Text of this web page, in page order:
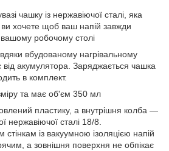
чашку із нержавіючої сталі, яка
ви хочете щоб ваш напій завжди
робочому столі
вбудованому нагрівальному
акумулятора. Заряджається чашка
в комплект.
та має об'єм 350 мл
пластику, а внутрішня колба —
нержавіючої сталі 18/8.
із вакуумною ізоляцією напій
а зовнішня поверхня не обпікає